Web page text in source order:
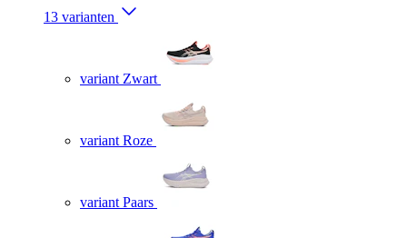
13 varianten
variant Zwart
variant Roze
variant Paars